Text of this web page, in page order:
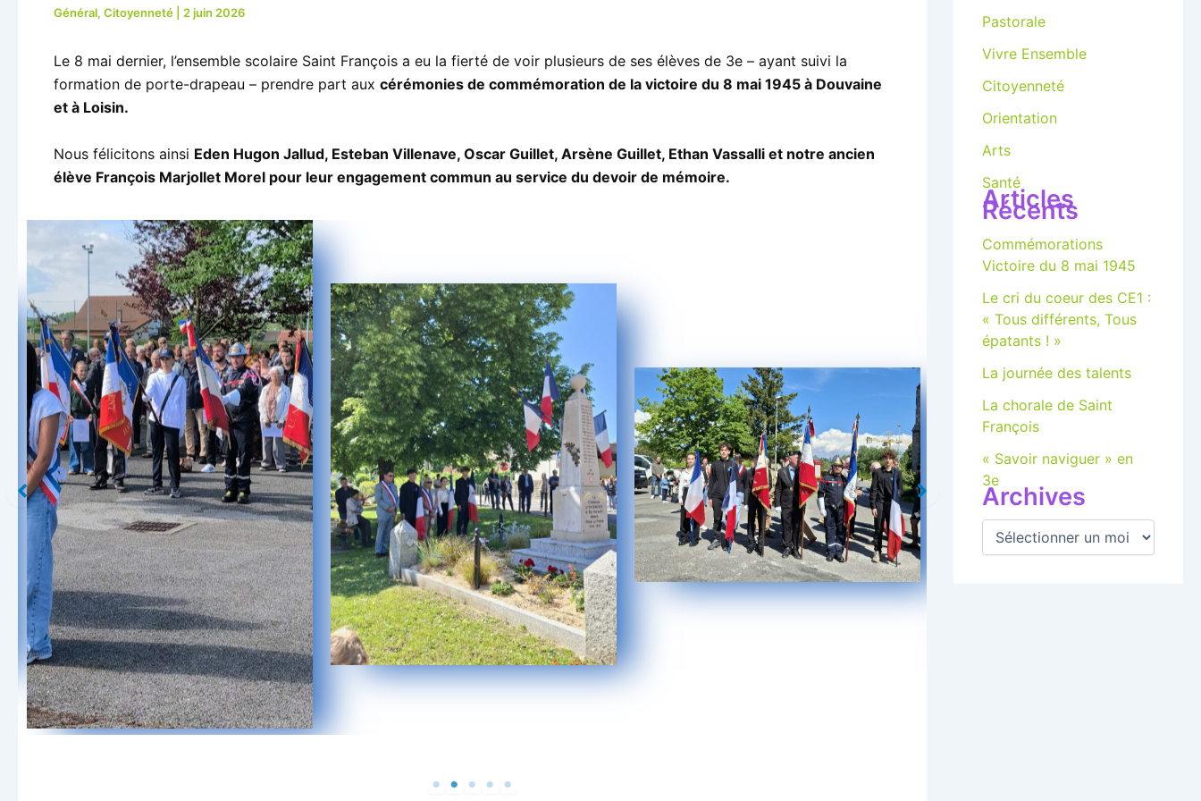
Général, Citoyenneté 2 juin 2026
Le 8 mai dernier, l’ensemble scolaire Saint François a eu la fierté de voir plusieurs de ses élèves de 3e – ayant suivi la
formation de porte-drapeau – prendre part aux cérémonies de commémoration de la victoire du 8 mai 1945 à Douvaine
et à Loisin.
Nous félicitons ainsi Eden Hugon Jallud, Esteban Villenave, Oscar Guillet, Arsène Guillet, Ethan Vassalli et notre ancien
élève François Marjollet Morel pour leur engagement commun au service du devoir de mémoire.
Aucune légende Aucune légende Aucune légende
Pastorale
Vivre Ensemble
Citoyenneté
Orientation
Arts
Santé
Articles
Récents
Commémorations
Victoire du 8 mai 1945
Le cri du coeur des CE1 :
« Tous différents, Tous
épatants ! »
La journée des talents
La chorale de Saint
François
« Savoir naviguer » en
3e
Archives
A